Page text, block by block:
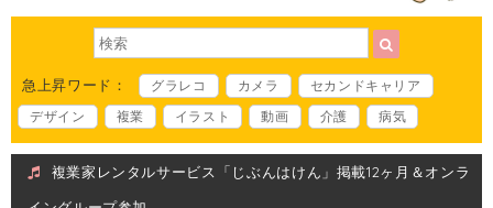
急上昇ワード： グラレコ カメラ
セカンドキャリア
デザイン
複業 イラスト 動画 介護 病気
複業家レンタルサービス「じぶんはけん」掲載12ヶ月＆オンラ